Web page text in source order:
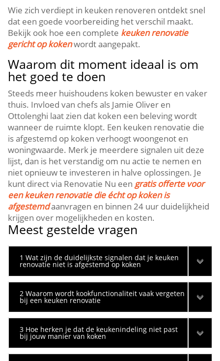
Wie zich verdiept in keuken renoveren ontdekt snel
dat een goede voorbereiding het verschil maakt.​
Bekijk ook hoe een complete keuken renovatie
gericht op kokenwordt aangepakt.​
Waarom dit moment ideaal is om
het goed te doen
Steeds meer huishoudens koken bewuster en vaker
thuis.​ Invloed van chefs als Jamie Oliver en
Ottolenghi laat zien dat koken een beleving wordt
wanneer de ruimte klopt.​ Een keuken renovatie die
is afgestemd op koken verhoogt woongenot en
woningwaarde.​ Merk je meerdere signalen uit deze
lijst, dan is het verstandig om nu actie te nemen en
niet opnieuw te investeren in halve oplossingen.​ Je
kunt direct via Renovatie Nu eengratis offerte voor
een keuken renovatie die écht op koken is
afgestemdaanvragen en binnen 24 uur duidelijkheid
krijgen over mogelijkheden en kosten.​
Meest gestelde vragen
1 Wat zijn de duidelijkste signalen dat je keuken
renovatie niet is afgestemd op koken
2 Waarom wordt kookfunctionaliteit vaak vergeten
bij een keuken renovatie
3 Hoe herken je dat de keukenindeling niet past
bij jouw manier van koken